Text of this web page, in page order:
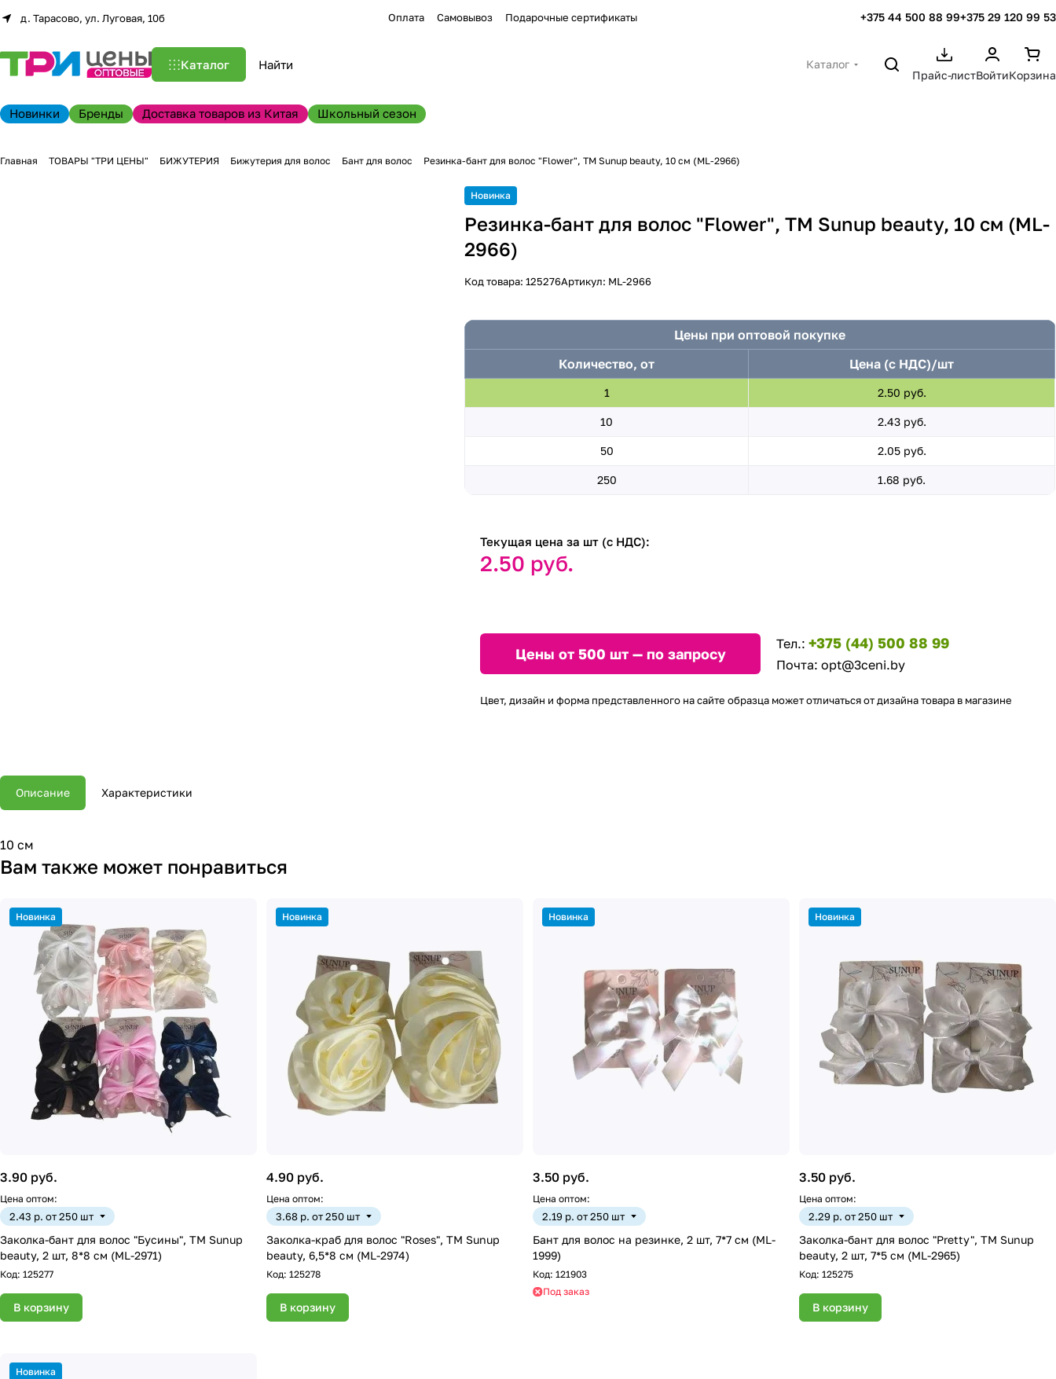
д. Тарасово, ул. Луговая, 10б Оплата Самовывоз Подарочные сертификаты +375 44 500 88 99+375 29 120 99 53
Каталог
Каталог
Прайс-листВойтиКорзина
Новинки Бренды Доставка товаров из Китая Школьный сезон
Главная ТОВАРЫ "ТРИ ЦЕНЫ" БИЖУТЕРИЯ Бижутерия для волос Бант для волос Резинка-бант для волос "Flower", ТМ Sunup beauty, 10 см (ML-2966)
Новинка
Резинка-бант для волос "Flower", ТМ Sunup beauty, 10 см (ML-
2966)
Код товара:125276Артикул: ML-2966
Цены при оптовой покупке
Количество, от
Цена (с НДС)/шт
1 2.50 руб.
10 2.43 руб.
50 2.05 руб.
250 1.68 руб.
Текущая цена за шт (с НДС):
2.50 руб.
Цены от 500 шт — по запросу
Тел.: +375 (44) 500 88 99
Почта: opt@3ceni.by
Цвет, дизайн и форма представленного на сайте образца может отличаться от дизайна товара в магазине
Описание Характеристики
10 см
Вам также может понравиться
Новинка
3.90 руб.
Цена оптом:
2.43 р. от 250 шт
Заколка-бант для волос "Бусины", ТМ Sunup
beauty, 2 шт, 8*8 см (ML-2971)
Код: 125277
В корзину
Новинка
4.90 руб.
Цена оптом:
3.68 р. от 250 шт
Заколка-краб для волос "Roses", ТМ Sunup
beauty, 6,5*8 см (ML-2974)
Код: 125278
В корзину
Новинка
3.50 руб.
Цена оптом:
2.19 р. от 250 шт
Бант для волос на резинке, 2 шт, 7*7 см (ML-
1999)
Код: 121903
Под заказ
Новинка
3.50 руб.
Цена оптом:
2.29 р. от 250 шт
Заколка-бант для волос "Pretty", ТМ Sunup
beauty, 2 шт, 7*5 см (ML-2965)
Код: 125275
В корзину
Новинка